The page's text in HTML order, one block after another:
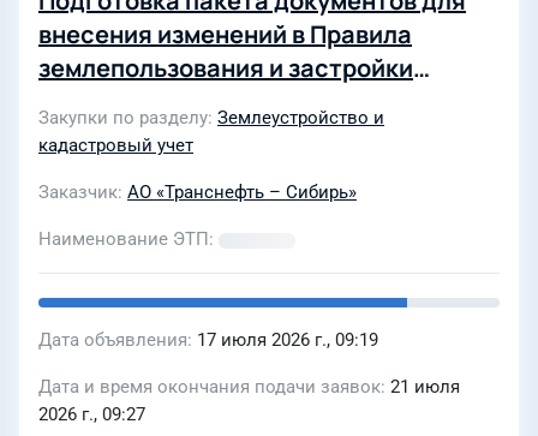
внесения изменений в Правила
землепользования и застройки
Закупки по разделу Землеустройство и
кадастровый учет
Заказчик АО «Транснефть – Сибирь»
Наименование ЭТП
Дата объявления 17 июля 2026 г., 09:19
Дата и время окончания подачи заявок 21 июля
2026 г., 09:27